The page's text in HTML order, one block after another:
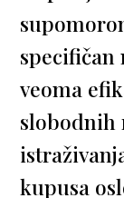
veoma
slobodnih
kupusa